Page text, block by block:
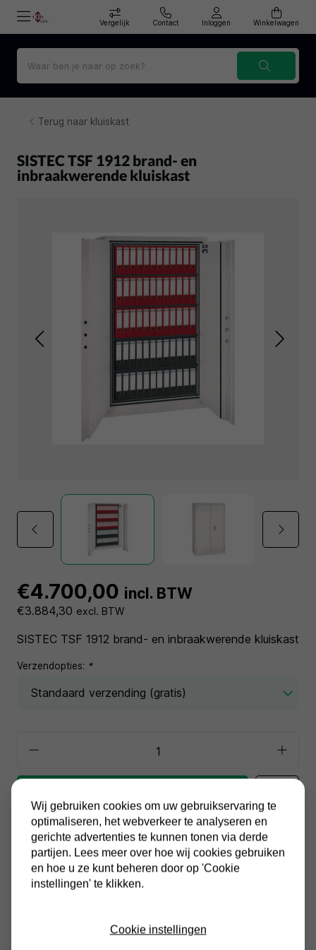
Vergelijk Contact Inloggen Winkelwagen
Terug naar kluiskast
SISTEC TSF 1912 brand- en
inbraakwerende kluiskast
€4.700,00 incl. BTW
€3.884,30 excl. BTW
SISTEC TSF 1912 brand- en inbraakwerende kluiskast
Verzendopties: *
Alle prijzen zijn inclusief BTW
Altijd gratis verzending
Productinformatie
Wij gebruiken cookies om uw gebruikservaring te
optimaliseren, het webverkeer te analyseren en
gerichte advertenties te kunnen tonen via derde
partijen. Lees meer over hoe wij cookies gebruiken
en hoe u ze kunt beheren door op 'Cookie
instellingen' te klikken.
Cookie instellingen